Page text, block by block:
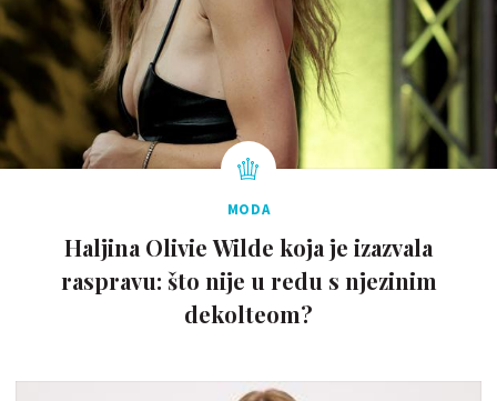
MODA
Haljina Olivie Wilde koja je izazvala
raspravu: što nije u redu s njezinim
dekolteom?